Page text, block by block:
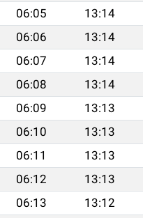
06:05 13:14
06:06 13:14
06:07 13:14
06:08 13:14
06:09 13:13
06:10 13:13
06:11 13:13
06:12 13:13
06:13 13:12